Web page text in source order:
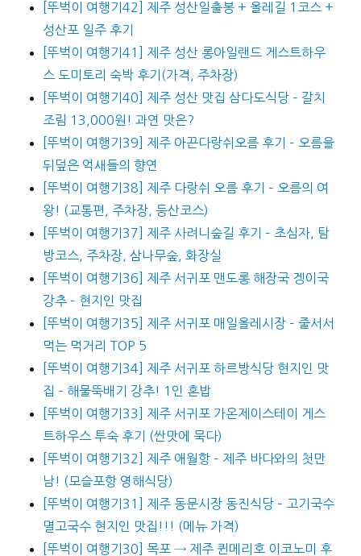
[뚜벅이 여행기42] 제주 성산일출봉 + 올레길 1코스 +
성산포 일주 후기
[뚜벅이 여행기41] 제주 성산 롱아일랜드 게스트하우
스 도미토리 숙박 후기(가격, 주차장)
[뚜벅이 여행기40] 제주 성산 맛집 삼다도식당 – 갈치
조림 13,000원! 과연 맛은?
[뚜벅이 여행기39] 제주 아끈다랑쉬오름 후기 – 오름을
뒤덮은 억새들의 향연
[뚜벅이 여행기38] 제주 다랑쉬 오름 후기 – 오름의 여
왕! (교통편, 주차장, 등산코스)
[뚜벅이 여행기37] 제주 사려니숲길 후기 – 초심자, 탐
방코스, 주차장, 삼나무숲, 화장실
[뚜벅이 여행기36] 제주 서귀포 맨도롱 해장국 겡이국
강추 – 현지인 맛집
[뚜벅이 여행기35] 제주 서귀포 매일올레시장 – 줄서서
먹는 먹거리 TOP 5
[뚜벅이 여행기34] 제주 서귀포 하르방식당 현지인 맛
집 – 해물뚝배기 강추! 1인 혼밥
[뚜벅이 여행기33] 제주 서귀포 가온제이스테이 게스
트하우스 투숙 후기 (싼맛에 묵다)
[뚜벅이 여행기32] 제주 애월항 – 제주 바다와의 첫만
남! (모슬포항 영해식당)
[뚜벅이 여행기31] 제주 동문시장 동진식당 – 고기국수
멸고국수 현지인 맛집!!! (메뉴 가격)
[뚜벅이 여행기30] 목포 → 제주 퀸메리호 이코노미 후